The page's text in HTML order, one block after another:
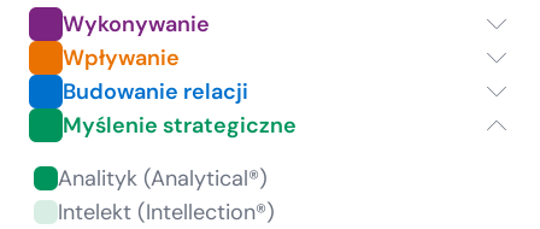
Wykonywanie
Wpływanie
Budowanie relacji
Myślenie strategiczne
Analityk (Analytical®)
Intelekt (Intellection®)